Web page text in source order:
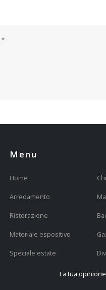
Menu
Home
Arredamento
Ristorazione
Materiale espositivo
Speciale estate
La tua